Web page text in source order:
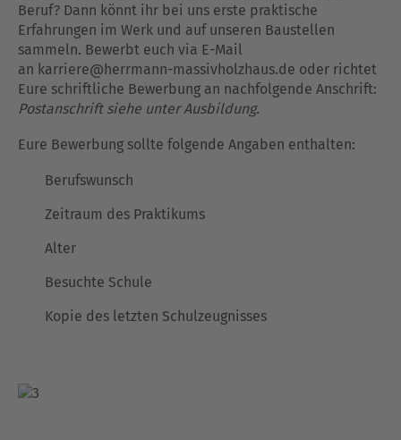
Beruf? Dann könnt ihr bei uns erste praktische
Erfahrungen im Werk und auf unseren Baustellen
sammeln. Bewerbt euch via E-Mail
an karriere@herrmann-massivholzhaus.de oder richtet
Eure schriftliche Bewerbung an nachfolgende Anschrift:
Postanschrift siehe unter Ausbildung.
Eure Bewerbung sollte folgende Angaben enthalten:
Berufswunsch
Zeitraum des Praktikums
Alter
Besuchte Schule
Kopie des letzten Schulzeugnisses